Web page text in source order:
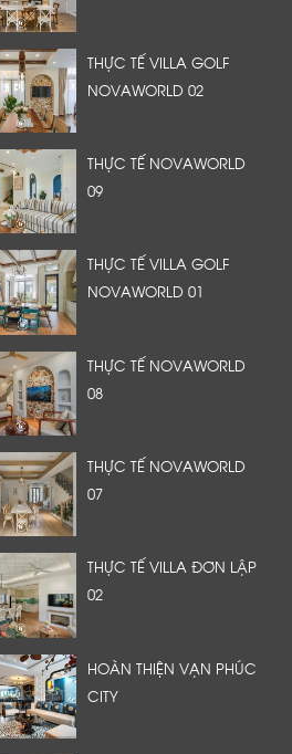
THỰC TẾ VILLA GOLF
NOVAWORLD 02
THỰC TẾ NOVAWORLD
09
THỰC TẾ VILLA GOLF
NOVAWORLD 01
THỰC TẾ NOVAWORLD
08
THỰC TẾ NOVAWORLD
07
THỰC TẾ VILLA ĐƠN LẬP
02
HOÀN THIỆN VẠN PHÚC
CITY